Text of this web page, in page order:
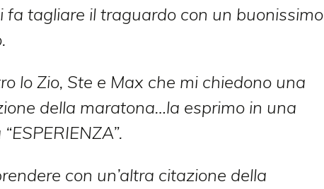
fa tagliare il traguardo con un buonissimo
lo Zio, Ste e Max che mi chiedono una
della maratona…la esprimo in una
con un’altra citazione della